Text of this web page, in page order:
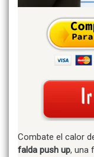
Combate el calor
falda push up, una